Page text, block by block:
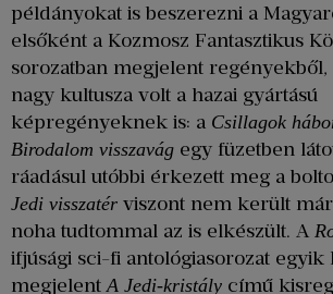
példányokat is beszerezni a
elsőként a Kozmosz Fantasztikus
sorozatban megjelent
nagy kultusza volt a hazai gyártású
képregényeknek is: a Csillagok
Birodalom visszavág egy füzetben
ráadásul utóbbi érkezett meg a
Jedi visszatér viszont nem került
noha tudtommal az is elkészült. A
ifjúsági sci-fi antológiasorozat egyik
megjelentA Jedi-kristály című